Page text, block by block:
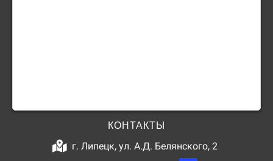
КОНТАКТЫ
г. Липецк, ул. А.Д. Белянского, 2